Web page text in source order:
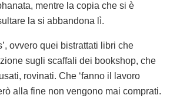
mentre la copia che si è
la si abbandona lì.
ovvero quei bistrattati libri che
sugli scaffali dei bookshop, che
rovinati. Che ‘fanno il lavoro
alla fine non vengono mai comprati.